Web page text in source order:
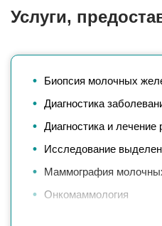
Услуги,
Биопсия молочных
Диагностика
Диагностика и
Исследование
Маммография
Онкомаммология